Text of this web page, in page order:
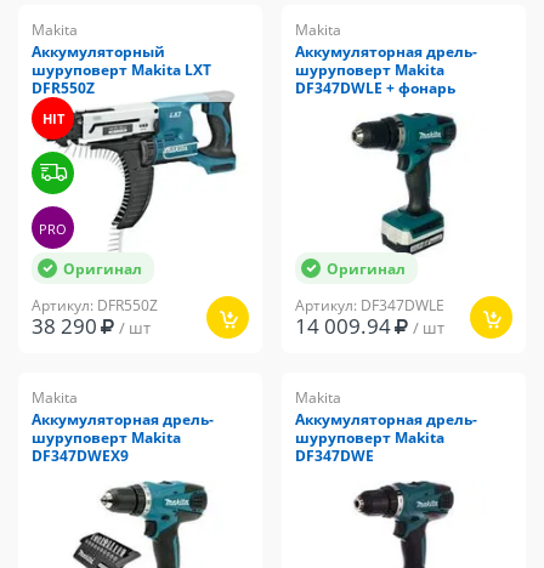
Makita
Аккумуляторный
шуруповерт Makita LXT
DFR550Z
HIT
PRO
Оригинал
Артикул: DFR550Z
38 290 / шт
Makita
Аккумуляторная дрель-
шуруповерт Makita
DF347DWLE + фонарь
Оригинал
Артикул: DF347DWLE
14 009.94 / шт
Makita
Аккумуляторная дрель-
шуруповерт Makita
DF347DWEX9
Makita
Аккумуляторная дрель-
шуруповерт Makita
DF347DWE